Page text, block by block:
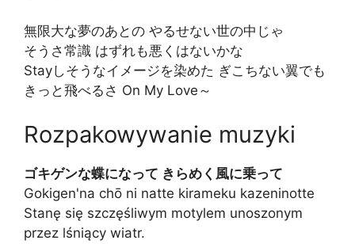
無限大な夢のあとの やるせない世の中じゃ
そうさ常識 はずれも悪くはないかな
Stayしそうなイメージを染めた ぎこちない翼でも
きっと飛べるさ On My Love～
Rozpakowywanie muzyki
ゴキゲンな蝶になって きらめく風に乗って
Gokigen'na chō ni natte kirameku kazeninotte
Stanę się szczęśliwym motylem unoszonym
przez lśniący wiatr.